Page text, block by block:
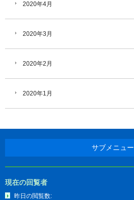
2020年4月
2020年3月
2020年2月
2020年1月
サブメニュー
現在の回覧者
昨日の閲覧数: